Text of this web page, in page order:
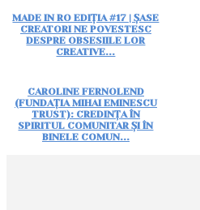
MADE IN RO EDIȚIA #17 | ȘASE
CREATORI NE POVESTESC
DESPRE OBSESIILE LOR
CREATIVE...
CAROLINE FERNOLEND
(FUNDAȚIA MIHAI EMINESCU
TRUST): CREDINȚA ÎN
SPIRITUL COMUNITAR ȘI ÎN
BINELE COMUN...